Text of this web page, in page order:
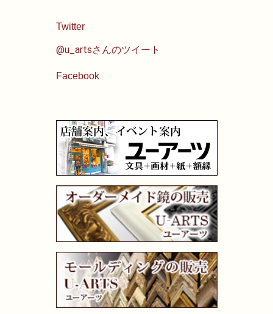
Twitter
@u_artsさんのツイート
Facebook
油性色鉛筆
水彩色鉛筆
パステル
ペン・マーカー
インク
鉛筆・木炭